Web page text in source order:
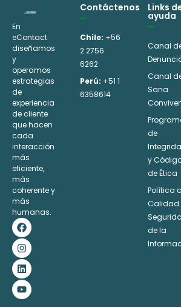
En
eContact
diseñamos
y
operamos
estrategias
de
experiencia
de cliente
que hacen
cada
interacción
más
eficiente,
más
coherente y
más
humanas.
F
a
c
e
b
o
o
k
I
n
s
t
a
g
r
a
m
L
i
n
k
e
d
i
n
Y
o
u
t
u
b
e
Contáctenos
Chile: +56
2 2756
6262
Perú: +51 1
6358614
Links
ayuda
Canal
Canal
Sana
de
y
de Ética
Política
Calidad
de la